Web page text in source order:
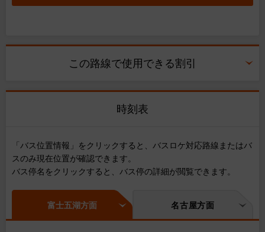
この路線で使用できる割引
時刻表
「バス位置情報」をクリックすると、バスロケ対応路線またはバ
スのみ現在位置が確認できます。
バス停名をクリックすると、バス停の詳細が閲覧できます。
富士五湖方面 名古屋方面